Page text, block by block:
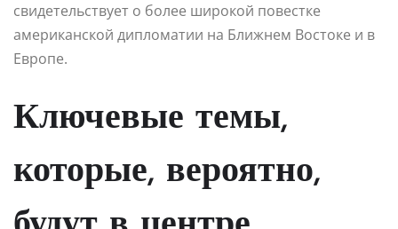
свидетельствует о более широкой повестке
американской дипломатии на Ближнем Востоке и в
Европе.
Ключевые темы,
которые, вероятно,